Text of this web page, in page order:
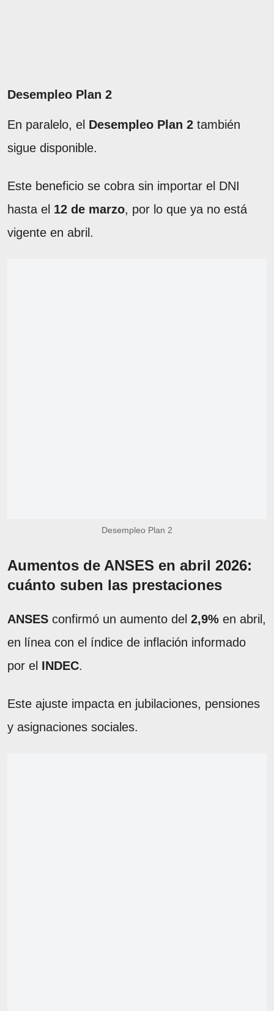
Desempleo Plan 2
En paralelo, el Desempleo Plan 2 también
sigue disponible.
Este beneficio se cobra sin importar el DNI
hasta el 12 de marzo, por lo que ya no está
vigente en abril.
Desempleo Plan 2
Aumentos de ANSES en abril 2026:
cuánto suben las prestaciones
ANSES confirmó un aumento del 2,9% en abril,
en línea con el índice de inflación informado
por el INDEC.
Este ajuste impacta en jubilaciones, pensiones
y asignaciones sociales.